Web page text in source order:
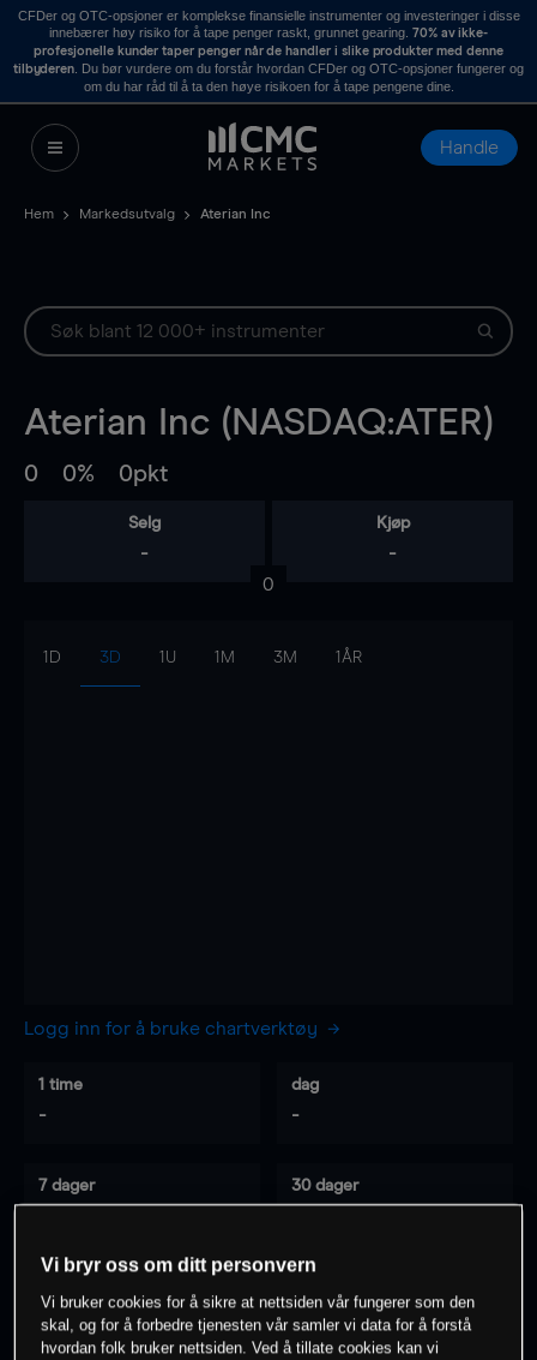
CFDer og OTC-opsjoner er komplekse finansielle instrumenter og investeringer i disse
innebærer høy risiko for å tape penger raskt, grunnet gearing. 70% av ikke-
profesjonelle kunder taper penger når de handler i slike produkter med denne
tilbyderen . Du bør vurdere om du forstår hvordan CFDer og OTC-opsjoner fungerer og
om du har råd til å ta den høye risikoen for å tape pengene dine.
Handle
Hem Markedsutvalg Aterian Inc
Aterian Inc (NASDAQ:ATER)
0 0% 0pkt
Selg
-
Kjøp
-
0
1D 3D 1U 1M 3M 1ÅR
Logg inn for å bruke chartverktøy
1 time
-
dag
-
7 dager 30 dager
0% av kunder erpå dette instrumentet
Vi bryr oss om ditt personvern
Vi bruker cookies for å sikre at nettsiden vår fungerer som den
skal, og for å forbedre tjenesten vår samler vi data for å forstå
hvordan folk bruker nettsiden. Ved å tillate cookies kan vi